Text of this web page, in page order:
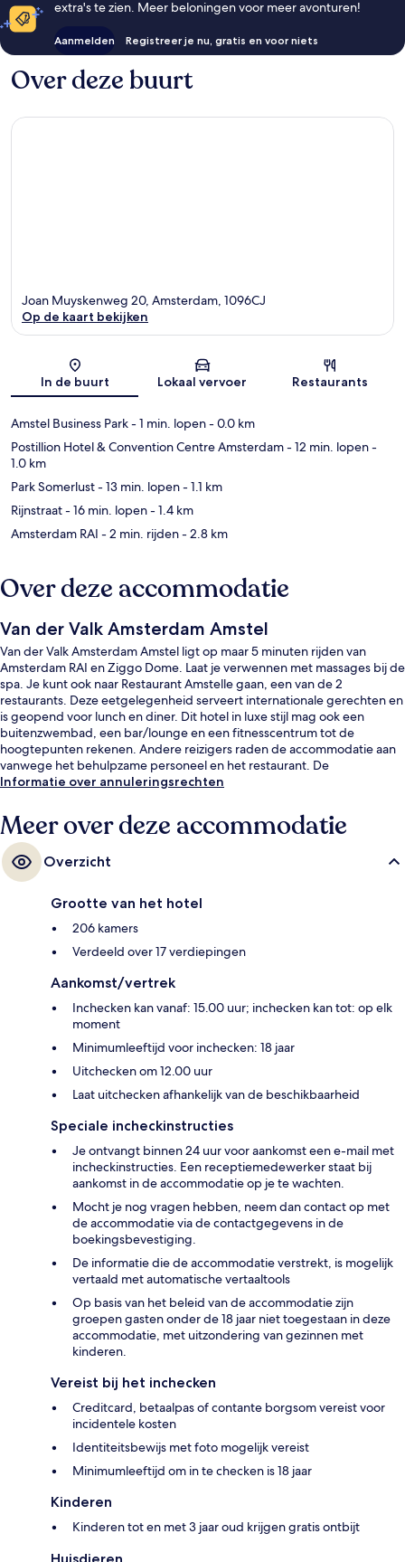
extra's te zien. Meer beloningen voor meer avonturen!
Aanmelden Registreer je nu, gratis en voor niets
Over deze buurt
Kaart
Joan Muyskenweg 20, Amsterdam, 1096CJ
Op de kaart bekijken
In de buurt Lokaal vervoer Restaurants
Amstel Business Park- 1 min. lopen- 0.0 km
Postillion Hotel & Convention Centre Amsterdam- 12 min. lopen-
1.0 km
Park Somerlust- 13 min. lopen- 1.1 km
Rijnstraat- 16 min. lopen- 1.4 km
Amsterdam RAI - 2 min. rijden- 2.8 km
Over deze accommodatie
Van der Valk Amsterdam Amstel
Van der Valk Amsterdam Amstel ligt op maar 5 minuten rijden van
Amsterdam RAI en Ziggo Dome. Laat je verwennen met massages bij de
spa. Je kunt ook naar Restaurant Amstelle gaan, een van de 2
restaurants. Deze eetgelegenheid serveert internationale gerechten en
is geopend voor lunch en diner. Dit hotel in luxe stijl mag ook een
buitenzwembad, een bar/lounge en een fitnesscentrum tot de
hoogtepunten rekenen. Andere reizigers raden de accommodatie aan
vanwege het behulpzame personeel en het restaurant. De
accommodatie ligt op korte loopafstand van het openbaar vervoer: in 8
Informatie over annuleringsrechten
Meer over deze accommodatie
Overzicht
Grootte van het hotel
206 kamers
Verdeeld over 17 verdiepingen
Aankomst/vertrek
Inchecken kan vanaf: 15.00 uur; inchecken kan tot: op elk
moment
Minimumleeftijd voor inchecken: 18 jaar
Uitchecken om 12.00 uur
Laat uitchecken afhankelijk van de beschikbaarheid
Speciale incheckinstructies
Je ontvangt binnen 24 uur voor aankomst een e-mail met
incheckinstructies. Een receptiemedewerker staat bij
aankomst in de accommodatie op je te wachten.
Mocht je nog vragen hebben, neem dan contact op met
de accommodatie via de contactgegevens in de
boekingsbevestiging.
De informatie die de accommodatie verstrekt, is mogelijk
vertaald met automatische vertaaltools
Op basis van het beleid van de accommodatie zijn
groepen gasten onder de 18 jaar niet toegestaan in deze
accommodatie, met uitzondering van gezinnen met
kinderen.
Vereist bij het inchecken
Creditcard, betaalpas of contante borgsom vereist voor
incidentele kosten
Identiteitsbewijs met foto mogelijk vereist
Minimumleeftijd om in te checken is 18 jaar
Kinderen
Kinderen tot en met 3 jaar oud krijgen gratis ontbijt